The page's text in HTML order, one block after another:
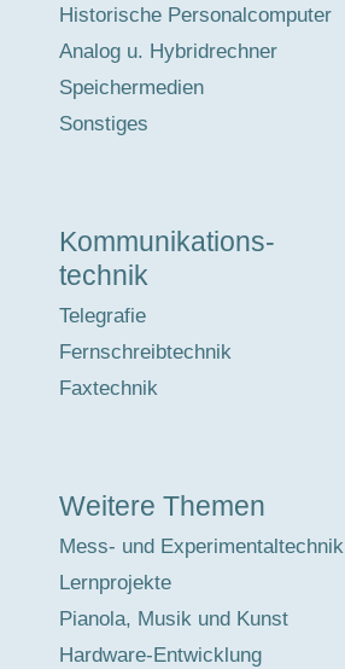
Historische Personalcomputer
Analog u. Hybridrechner
Speichermedien
Sonstiges
Kommunikations-
technik
Telegrafie
Fernschreibtechnik
Faxtechnik
Weitere Themen
Mess- und Experimentaltechnik
Lernprojekte
Pianola, Musik und Kunst
Hardware-Entwicklung